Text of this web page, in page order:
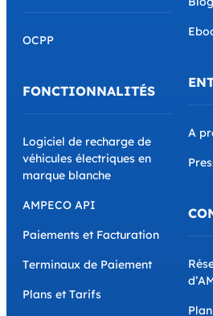
OCPP
FONCTIONNALITÉS
Logiciel de recharge de
véhicules électriques en
marque blanche
AMPECO API
Paiements et Facturation
Terminaux de Paiement
Plans et Tarifs
A